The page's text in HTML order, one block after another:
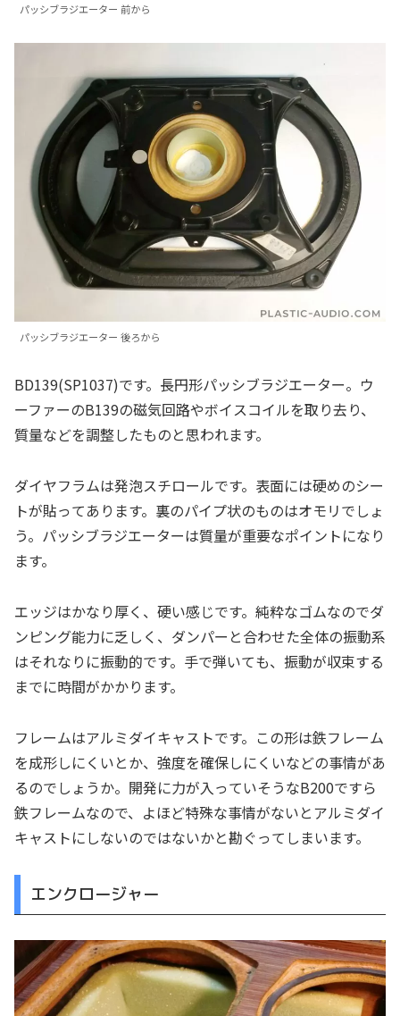
パッシブラジエーター 前から
パッシブラジエーター 後ろから
BD139(SP1037)です。長円形パッシブラジエーター。ウ
ーファーのB139の磁気回路やボイスコイルを取り去り、
質量などを調整したものと思われます。
ダイヤフラムは発泡スチロールです。表面には硬めのシー
トが貼ってあります。裏のパイプ状のものはオモリでしょ
う。パッシブラジエーターは質量が重要なポイントになり
ます。
エッジはかなり厚く、硬い感じです。純粋なゴムなのでダ
ンピング能力に乏しく、ダンパーと合わせた全体の振動系
はそれなりに振動的です。手で弾いても、振動が収束する
までに時間がかかります。
フレームはアルミダイキャストです。この形は鉄フレーム
を成形しにくいとか、強度を確保しにくいなどの事情があ
るのでしょうか。開発に力が入っていそうなB200ですら
鉄フレームなので、よほど特殊な事情がないとアルミダイ
キャストにしないのではないかと勘ぐってしまいます。
エンクロージャー